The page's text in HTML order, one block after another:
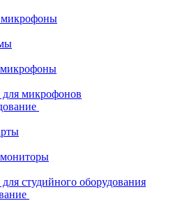
для микрофонов
студийного оборудования